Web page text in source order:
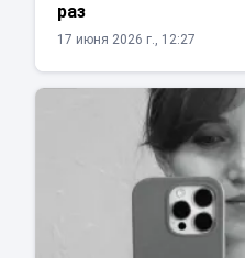
раз
17 июня 2026 г., 12:27